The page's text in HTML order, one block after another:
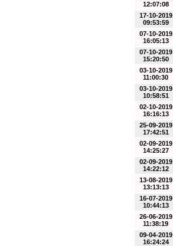
12:07:08
17-10-2019
09:53:59
07-10-2019
16:05:13
07-10-2019
15:20:50
03-10-2019
11:00:30
03-10-2019
10:58:51
02-10-2019
16:16:13
25-09-2019
17:42:51
02-09-2019
14:25:27
02-09-2019
14:22:12
13-08-2019
13:13:13
16-07-2019
10:44:13
26-06-2019
11:38:19
09-04-2019
16:24:24